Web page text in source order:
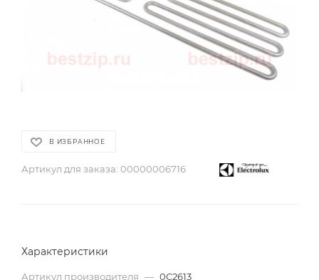
В ИЗБРАННОЕ
Артикул для заказа: 00000006716
Характеристики
Артикул производителя — 0C2613